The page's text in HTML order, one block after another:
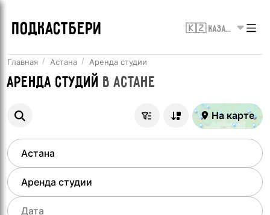
ПОДКАСТБЕРИ 🇰🇿 Казахстан
Главная Астана Аренда студии
Аренда студий вАстане
На карте